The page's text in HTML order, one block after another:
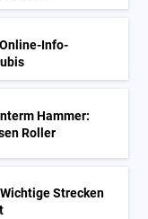
Info-
Hammer:
Roller
Strecken